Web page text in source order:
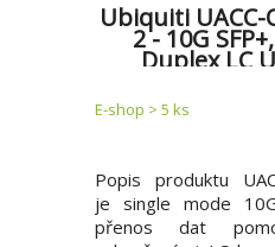
Ubiquiti UACC-
2 - 10G
Duplex LC
E-shop > 5 ks
Popis produktu
je single mode
přenos dat